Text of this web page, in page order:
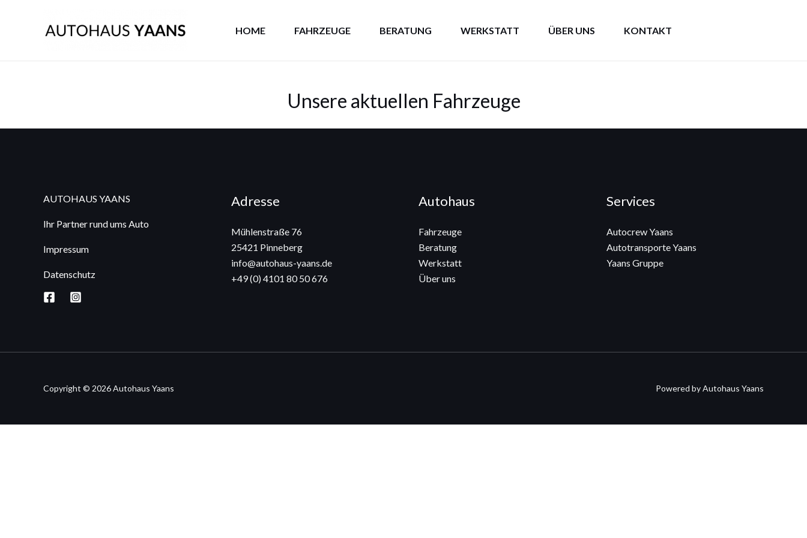
HOME FAHRZEUGE BERATUNG WERKSTATT ÜBER UNS KONTAKT
Unsere aktuellen Fahrzeuge
AUTOHAUS YAANS
Ihr Partner rund ums Auto
Impressum
Datenschutz
Adresse
Mühlenstraße 76
25421 Pinneberg
info@autohaus-yaans.de
+49 (0) 4101 80 50 676
Autohaus
Fahrzeuge
Beratung
Werkstatt
Über uns
Services
Autocrew Yaans
Autotransporte Yaans
Yaans Gruppe
Copyright © 2026 Autohaus Yaans Powered by Autohaus Yaans